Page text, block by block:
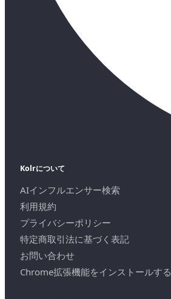
Kolrについて
AIインフルエンサー検索
利用規約
プライバシーポリシー
特定商取引法に基づく表記
お問い合わせ
Chrome拡張機能をインストールする